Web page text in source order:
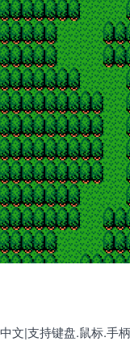
文|支持键盘.鼠标.手柄